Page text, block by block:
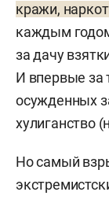
кражи,
каждым
за дачу
И впервые за
осужденных
хулиганство
Но самый